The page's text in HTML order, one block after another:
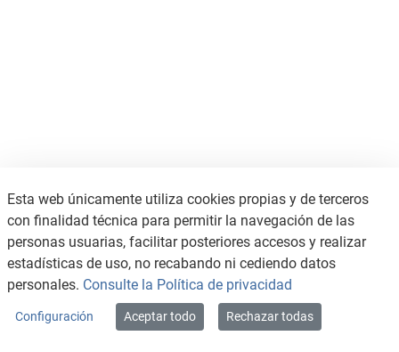
Esta web únicamente utiliza cookies propias y de terceros
con finalidad técnica para permitir la navegación de las
personas usuarias, facilitar posteriores accesos y realizar
estadísticas de uso, no recabando ni cediendo datos
personales. Consulte la Política de privacidad
Configuración Aceptar todo Rechazar todas